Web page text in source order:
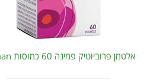
אלטמן פרוביוטיק פמינה 60 כמוסות Altman